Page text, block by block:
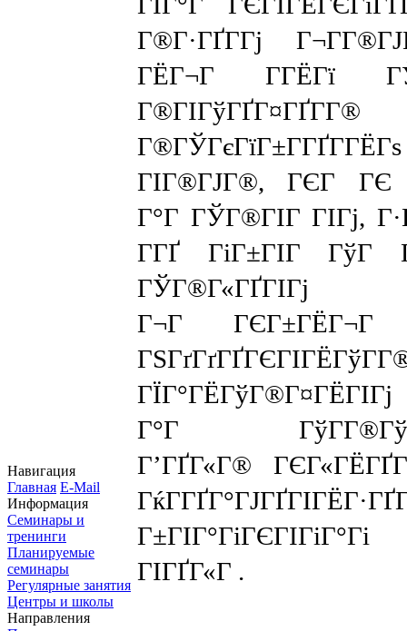
Навигация
Главная E-Mail
Информация
Семинары и
тренинги
Планируемые
семинары
Регулярные занятия
Центры и школы
Направления
Г®Г·ГҐГ­Гј
ГЁГ¬Г Г­ГЁГї
Г®ГІГўГҐГ¤ГҐГ­Г®
Г®ГЎГєГїГ±Г­ГҐГ­ГЁГѕ
ГІГ®ГЈГ®, ГЄГ ГЄ
Г°Г ГЎГ®ГІГ ГІГј,
Г­ГҐ ГіГ±ГІГ ГўГ
Г¬Г ГЄГ±ГЁГ¬Г
Г°Г
Г’ГҐГ«Г®
ГІГҐГ«Г .